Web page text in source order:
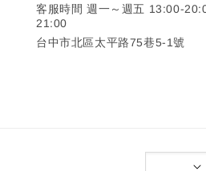
客服時間 週一～週五 13:00-
21:00
台中市北區太平路75巷5-1號